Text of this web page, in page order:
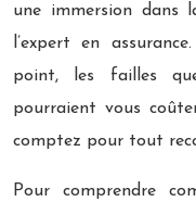
une immersion dans
l’expert en
point, les failles
pourraient vous
comptez pour tout
Pour comprendre